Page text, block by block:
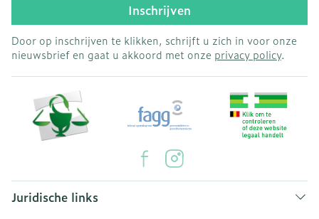
Inschrijven
Door op inschrijven te klikken, schrijft u zich in voor onze
nieuwsbrief en gaat u akkoord met onze privacy policy.
Juridische links